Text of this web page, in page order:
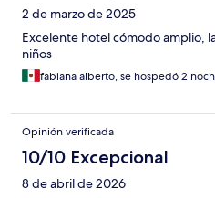
2 de marzo de 2025
Excelente hotel cómodo amplio,
niños
fabiana alberto, se hospedó 2
Opinión verificada
10/10 Excepcional
8 de abril de 2026